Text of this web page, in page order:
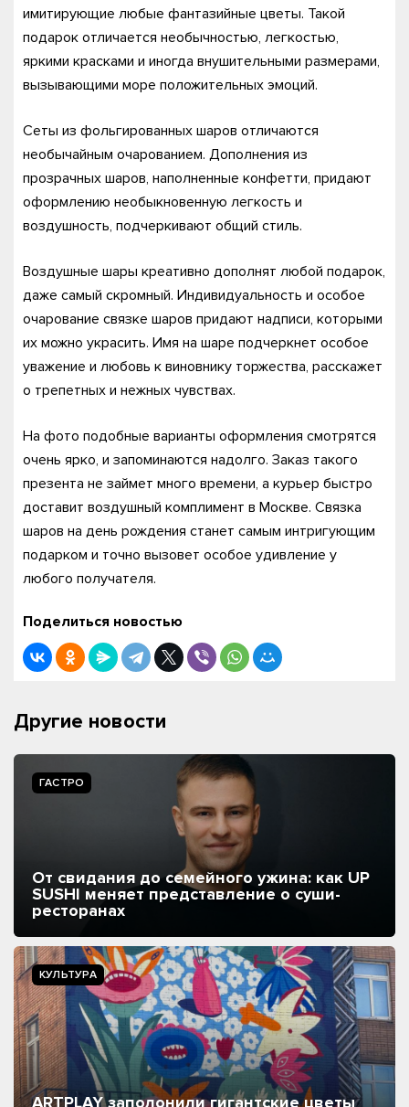
имитирующие любые фантазийные цветы. Такой
подарок отличается необычностью, легкостью,
яркими красками и иногда внушительными размерами,
вызывающими море положительных эмоций.
Сеты из фольгированных шаров отличаются
необычайным очарованием. Дополнения из
прозрачных шаров, наполненные конфетти, придают
оформлению необыкновенную легкость и
воздушность, подчеркивают общий стиль.
Воздушные шары креативно дополнят любой подарок,
даже самый скромный. Индивидуальность и особое
очарование связке шаров придают надписи, которыми
их можно украсить. Имя на шаре подчеркнет особое
уважение и любовь к виновнику торжества, расскажет
о трепетных и нежных чувствах.
На фото подобные варианты оформления смотрятся
очень ярко, и запоминаются надолго. Заказ такого
презента не займет много времени, а курьер быстро
доставит воздушный комплимент в Москве. Связка
шаров на день рождения станет самым интригующим
подарком и точно вызовет особое удивление у
любого получателя.
Поделиться новостью
Другие новости
ГАСТРО
От свидания до семейного ужина: как UP
SUSHI меняет представление о суши-
ресторанах
КУЛЬТУРА
ARTPLAY заполонили гигантские цветы